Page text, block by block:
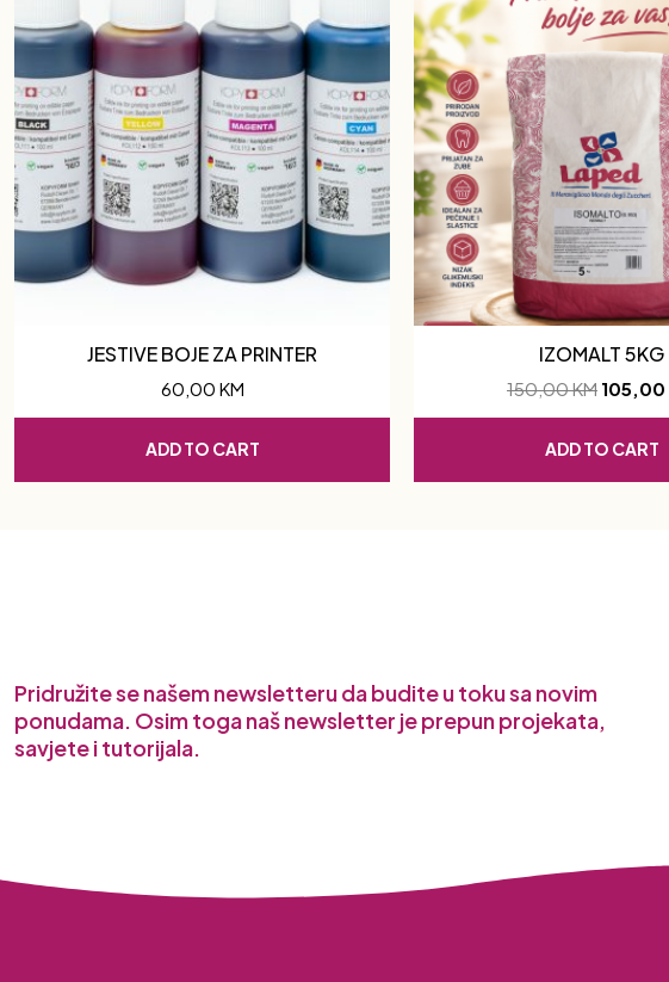
JESTIVE BOJE ZA PRINTER
60,00 KM
ADD TO CART
IZOMALT 5KG
150,00KM 105,00
ADD TO CART
Pridružite se našem newsletteru da budite u toku sa novim
ponudama. Osim toga naš newsletter je prepun projekata,
savjete i tutorijala.